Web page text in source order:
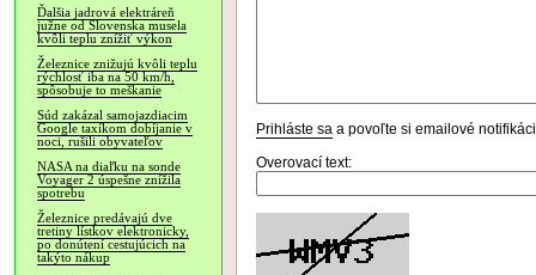
Ďalšia jadrová elektráreň
južne od Slovenska musela
kvôli teplu znížiť výkon
Železnice znižujú kvôli teplu
rýchlosť iba na 50 km/h,
spôsobuje to meškanie
Súd zakázal samojazdiacim
Google taxíkom dobíjanie v
noci, rušili obyvateľov
NASA na diaľku na sonde
Voyager 2 úspešne znížila
spotrebu
Železnice predávajú dve
tretiny lístkov elektronicky,
po donútení cestujúcich na
takýto nákup
Prihláste sa a povoľte si emailové
Overovací text: